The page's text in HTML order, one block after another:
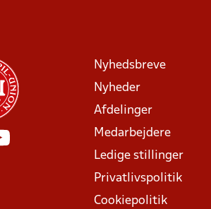
Nyhedsbreve
Nyheder
Afdelinger
Medarbejdere
Ledige stillinger
Privatlivspolitik
Cookiepolitik